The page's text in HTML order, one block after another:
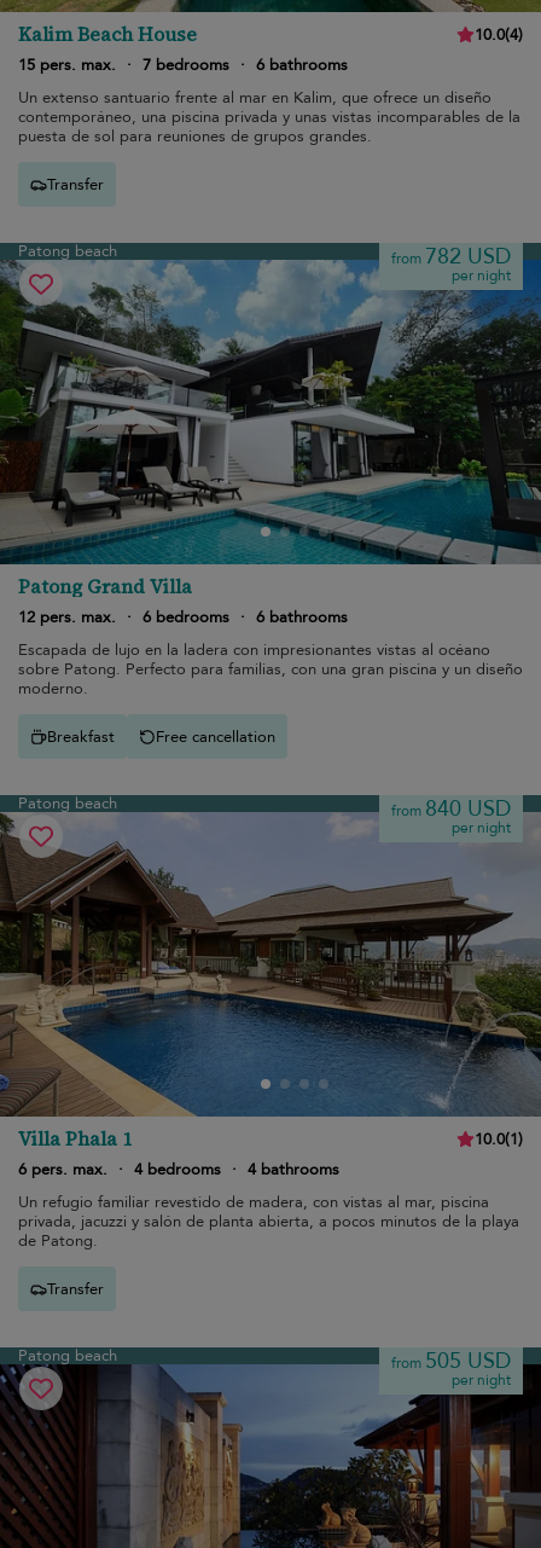
Kalim Beach House 10.0(4)
15 pers. max.
· 7 bedrooms · 6 bathrooms
Un extenso santuario frente al mar en Kalim, que ofrece un diseño
contemporáneo, una piscina privada y unas vistas incomparables de la
puesta de sol para reuniones de grupos grandes.
Transfer
Patong beach from 782 USD
per night
Patong Grand Villa
12 pers. max. · 6 bedrooms · 6 bathrooms
Escapada de lujo en la ladera con impresionantes vistas al océano
sobre Patong. Perfecto para familias, con una gran piscina y un diseño
moderno.
Breakfast Free cancellation
Patong beach from 840 USD
per night
Villa Phala 1 10.0(1)
6 pers. max.
· 4 bedrooms · 4 bathrooms
Un refugio familiar revestido de madera, con vistas al mar, piscina
privada, jacuzzi y salón de planta abierta, a pocos minutos de la playa
de Patong.
Transfer
Patong beach from 505 USD
per night